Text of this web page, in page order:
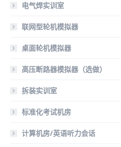
电气焊实训室
联网型轮机模拟器
桌面轮机模拟器
高压断路器模拟器（选做）
拆装实训室
标准化考试机房
计算机房/英语听力会话